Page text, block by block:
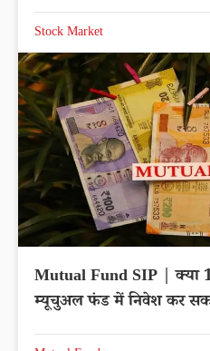
Stock Market
Mutual Fund SIP | क्या
म्यूचुअल फंड में निवेश कर